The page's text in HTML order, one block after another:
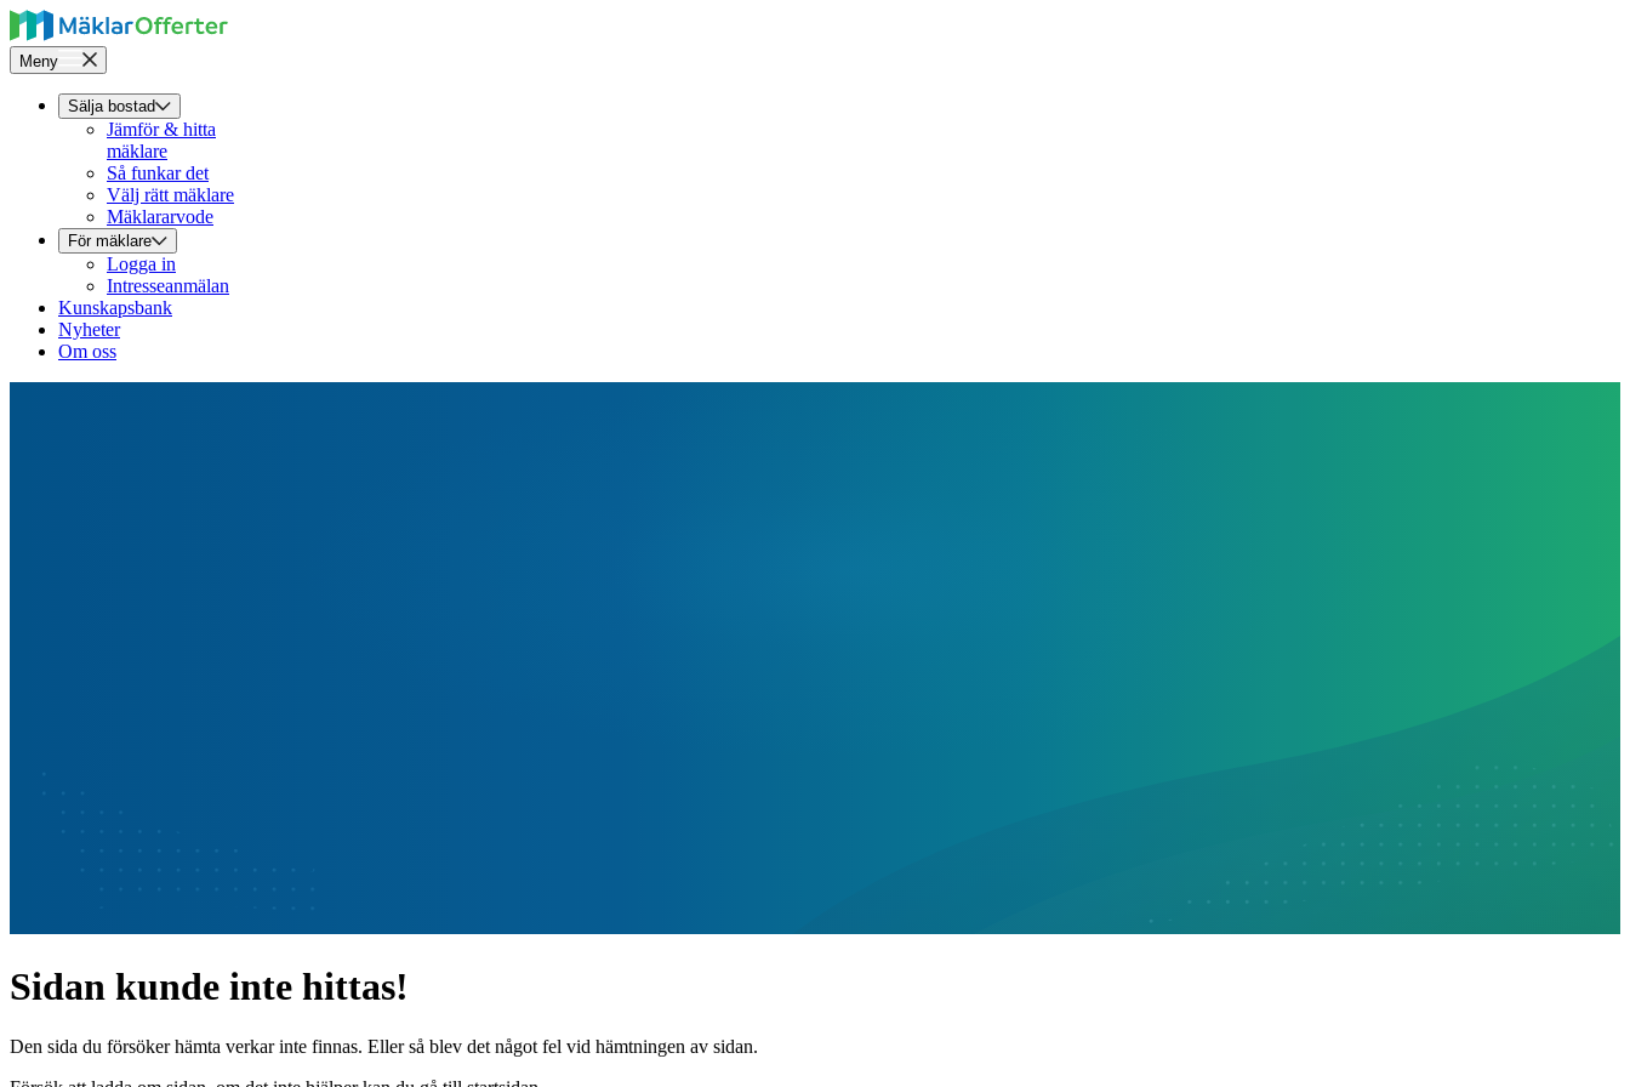
Meny
Sälja bostad
Jämför & hitta
mäklare
Så funkar det
Välj rätt mäklare
Mäklararvode
För mäklare
Logga in
Intresseanmälan
Kunskapsbank
Nyheter
Om oss
Sidan kunde inte hittas!
Den sida du försöker hämta verkar inte finnas. Eller så blev det något fel vid hämtningen av sidan.